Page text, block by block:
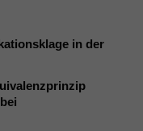
in der
sind
es
sie,